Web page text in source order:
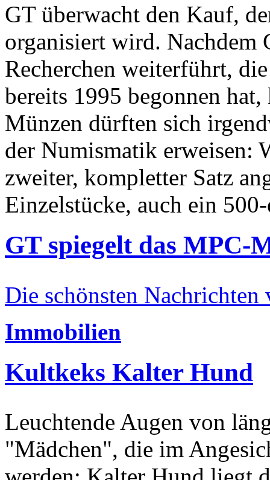
GT überwacht den Kauf,
organisiert wird. Nachdem
Recherchen weiterführt,
bereits 1995 begonnen
Münzen dürften sich
der Numismatik erweisen:
zweiter, kompletter Satz
Einzelstücke, auch ein
GT spiegelt das MPC-
Die schönsten Nachrichten
Immobilien
Kultkeks Kalter Hund
Leuchtende Augen von
"Mädchen", die im